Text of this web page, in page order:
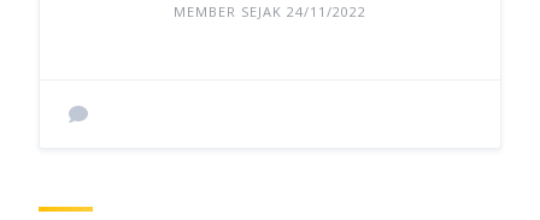
MEMBER SEJAK 24/11/2022